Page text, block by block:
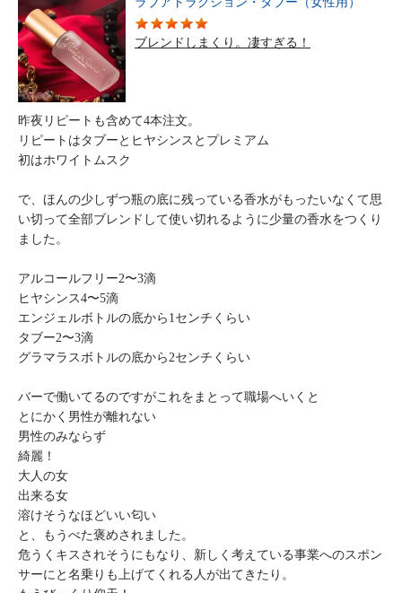
ブレンドしまくり。凄すぎる！
昨夜リピートも含めて4本注文。
リピートはタブーとヒヤシンスとプレミアム
初はホワイトムスク
で、ほんの少しずつ瓶の底に残っている香水がもったいなくて思
い切って全部ブレンドして使い切れるように少量の香水をつくり
ました。
アルコールフリー2〜3滴
ヒヤシンス4〜5滴
エンジェルボトルの底から1センチくらい
タブー2〜3滴
グラマラスボトルの底から2センチくらい
バーで働いてるのですがこれをまとって職場へいくと
とにかく男性が離れない
男性のみならず
綺麗！
大人の女
出来る女
溶けそうなほどいい匂い
と、もうべた褒めされました。
危うくキスされそうにもなり、新しく考えている事業へのスポン
サーにと名乗りも上げてくれる人が出てきたり。